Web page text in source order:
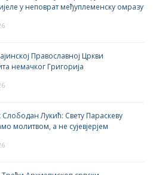
у неповрат међуплеменску омразу
Православној Цркви
немачког Григорија
Лукић: Свету Параскеву
молитвом, а не сујевјерјем